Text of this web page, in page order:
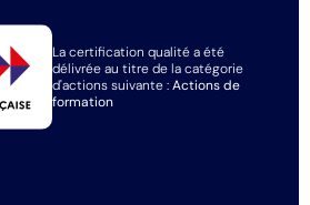
La certification qualité a été
délivrée au titre de la catégorie
d'actions suivante :Actions de
formation